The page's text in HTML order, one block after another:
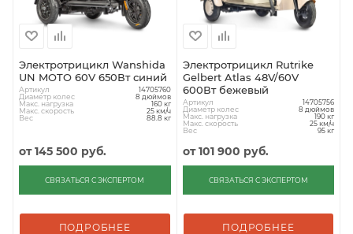
Электротрицикл Wanshida
UN MOTO 60V 650Вт синий
Артикул 14705760
Диаметр колес 8 дюймов
Макс. нагрузка 160 кг
Макс. скорость 25 км/ч
Вес 88.8 кг
от145 500 руб.
СВЯЗАТЬСЯ С ЭКСПЕРТОМ
ПОДРОБНЕЕ
Электротрицикл Rutrike
Gelbert Atlas 48V/60V
600Вт бежевый
Артикул 14705756
Диаметр колес 8 дюймов
Макс. нагрузка 190 кг
Макс. скорость 25 км/ч
Вес 95 кг
от101 900 руб.
СВЯЗАТЬСЯ С ЭКСПЕРТОМ
ПОДРОБНЕЕ